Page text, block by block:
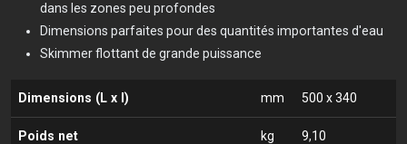
dans les zones peu profondes
Dimensions parfaites pour des quantités importantes d'eau
Skimmer flottant de grande puissance
Dimensions (L x l) mm 500 x 340
Poids net kg 9,10